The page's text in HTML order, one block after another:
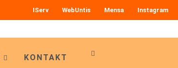
IServ WebUntis Mensa Instagram
KONTAKT